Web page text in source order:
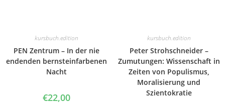
kursbuch.edition
PEN Zentrum – In der nie
endenden bernsteinfarbenen
Nacht
€22,00
kursbuch.edition
Peter Strohschneider –
Zumutungen: Wissenschaft in
Zeiten von Populismus,
Moralisierung und
Szientokratie